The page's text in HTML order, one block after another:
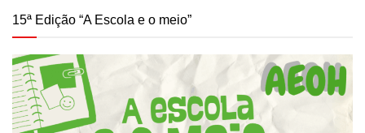
15ª Edição “A Escola e o meio”